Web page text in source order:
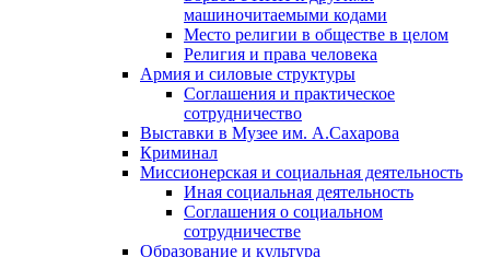
машиночитаемыми кодами
Место религии в обществе в целом
Религия и права человека
Армия и силовые структуры
Соглашения и практическое
сотрудничество
Выставки в Музее им. А.Сахарова
Криминал
Миссионерская и социальная деятельность
Иная социальная деятельность
Соглашения о социальном
сотрудничестве
Образование и культура